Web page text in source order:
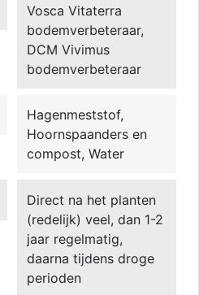
Vosca Vitaterra
bodemverbeteraar,
DCM Vivimus
bodemverbeteraar
Hagenmeststof,
Hoornspaanders en
compost, Water
Direct na het planten
(redelijk) veel, dan 1-2
jaar regelmatig,
daarna tijdens droge
perioden